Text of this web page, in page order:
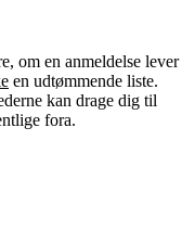
om en anmeldelse lever
en udtømmende liste.
kan drage dig til
fora.